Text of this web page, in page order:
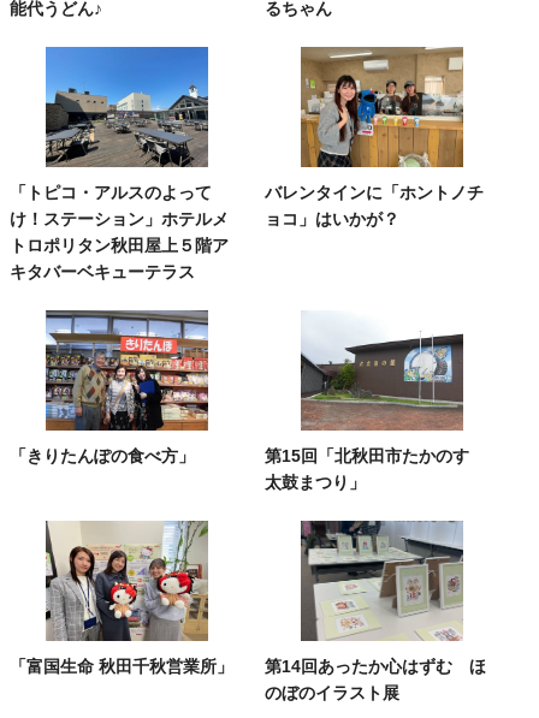
能代うどん♪
るちゃん
「トピコ・アルスのよって
け！ステーション」ホテルメ
トロポリタン秋田屋上５階ア
キタバーベキューテラス
バレンタインに「ホントノチ
ョコ」はいかが？
「きりたんぽの食べ方」
第15回「北秋田市たかのす
太鼓まつり」
「富国生命 秋田千秋営業所」
第14回あったか心はずむ ほ
のぼのイラスト展